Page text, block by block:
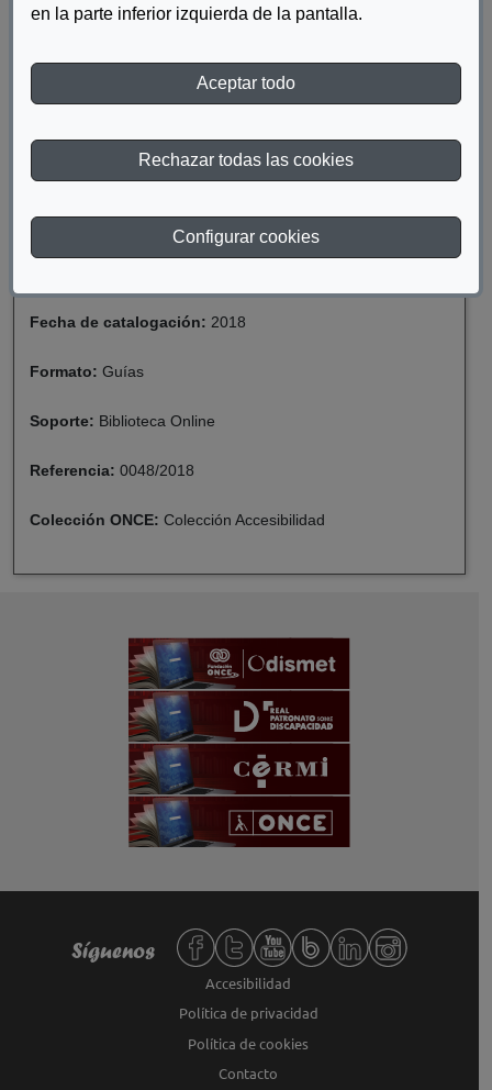
en la parte inferior izquierda de la pantalla.
Aceptar todo
Rechazar todas las cookies
Configurar cookies
y el CERMI actualizan este estudio debido a su preocupación
DESCARGAR ESTADO DE LA FLOTA DE TAXIS
HABITANTES
Materia:Discapacidad
Fecha de catalogación: 2018
Formato: Guías
Soporte: Biblioteca Online
Referencia: 0048/2018
Colección ONCE: Colección Accesibilidad
Redes sociales de Fundación ONCE,
Síguenos
Accesibilidad
Política de privacidad
Política de cookies
Contacto